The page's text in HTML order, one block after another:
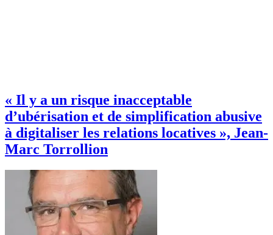
« Il y a un risque inacceptable
d’ubérisation et de simplification abusive
à digitaliser les relations locatives », Jean-
Marc Torrollion